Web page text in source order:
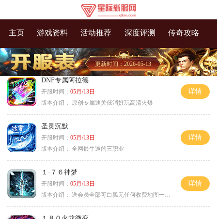
主页 游戏资料 活动推荐 深度评测 传奇攻略
更新时间：2026-05-13
DNF专属阿拉德
开服时间： 05月/13日
版本介绍：
原创专属通关低消好玩高清火爆
详情
圣灵沉默
开服时间： 05月/13日
版本介绍： 全网最牛逼的三职业
详情
１·７６神梦
开服时间： 05月/13日
版本介绍： 送会员全部可白瓢无任何收费地图一切靠打
详情